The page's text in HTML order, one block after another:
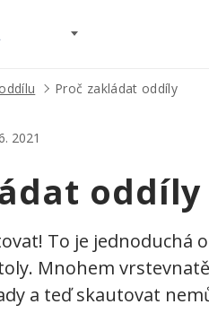
Proč zakládat oddíly
2021
oddíly
To je jednoduchá
Mnohem
a teď skautovat